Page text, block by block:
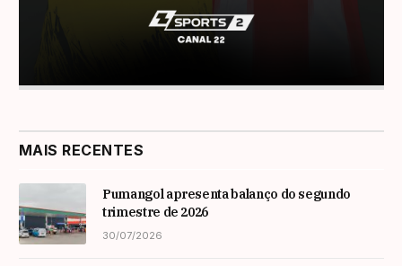
MAIS RECENTES
Pumangol apresenta balanço do segundo
trimestre de 2026
30/07/2026